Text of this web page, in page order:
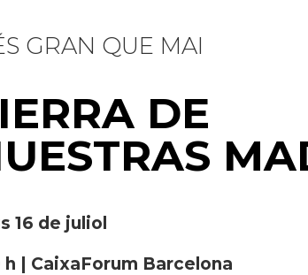
GRAN QUE MAI
DE
16 de juliol
h | CaixaForum Barcelona